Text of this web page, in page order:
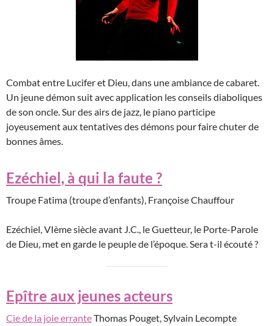
Combat entre Lucifer et Dieu, dans une ambiance de cabaret.
Un jeune démon suit avec application les conseils diaboliques
de son oncle. Sur des airs de jazz, le piano participe
joyeusement aux tentatives des démons pour faire chuter de
bonnes âmes.
Ezéchiel, à qui la faute ?
Troupe Fatima (troupe d’enfants), Françoise Chauffour
Ezéchiel, VIème siècle avant J.C., le Guetteur, le Porte-Parole
de Dieu, met en garde le peuple de l’époque. Sera t-il écouté ?
Epître aux jeunes acteurs
Cie de la joie erranteThomas Pouget, Sylvain Lecompte